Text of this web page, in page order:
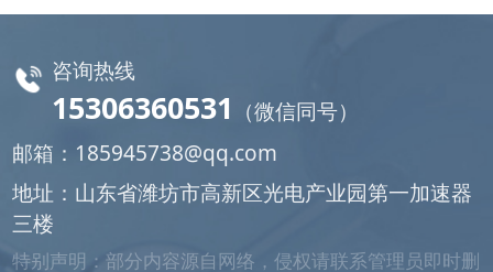
咨询热线
15306360531
（微信同号）
邮箱： 185945738@qq.com
地址：山东省潍坊市高新区光电产业园第一加速器
三楼
特别声明：部分内容源自网络，侵权请联系管理员即时删